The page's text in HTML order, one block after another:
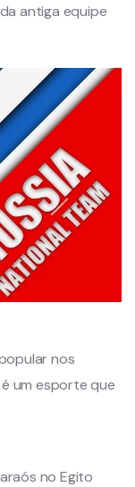
antiga equipe
nos
um esporte que
no Egito